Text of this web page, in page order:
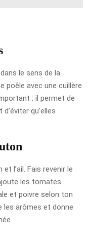
le sens de la
poêle avec une cuillère
: il permet de
qu’elles
l’ail. Fais revenir le
les tomates
et poivre selon ton
les arômes et donne